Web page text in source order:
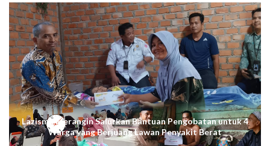
Lazismu Merangin Salurkan Bantuan Pengobatan untuk 4
Warga yang Berjuang Lawan Penyakit Berat